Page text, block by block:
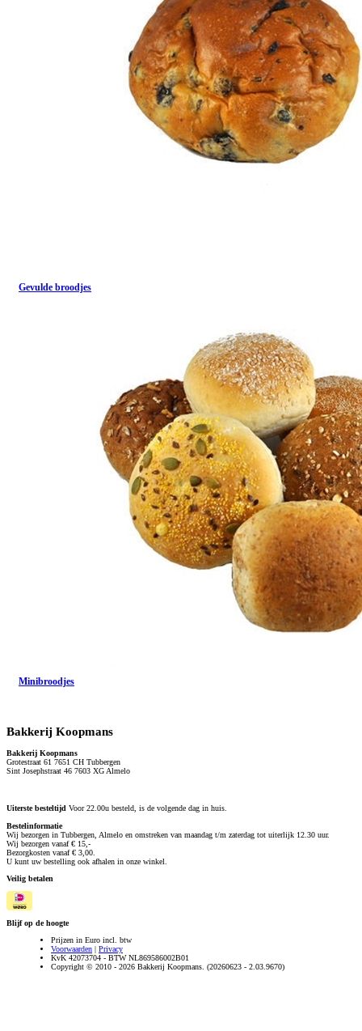
Gevulde broodjes
Minibroodjes
Bakkerij Koopmans
Bakkerij Koopmans
Grotestraat 61 7651 CH Tubbergen
Sint Josephstraat 46 7603 XG Almelo
Uiterste besteltijd Voor 22.00u besteld, is de volgende dag in huis.
Bestelinformatie
Wij bezorgen in Tubbergen, Almelo en omstreken van maandag t/m zaterdag tot uiterlijk 12.30 uur.
Wij bezorgen vanaf € 15,-
Bezorgkosten vanaf € 3,00.
U kunt uw bestelling ook afhalen in onze winkel.
Veilig betalen
Blijf op de hoogte
Prijzen in Euro incl. btw
Voorwaarden
Privacy
KvK 42073704 - BTW NL869586002B01
Copyright © 2010 - 2026 Bakkerij Koopmans. (20260623 - 2.03.9670)